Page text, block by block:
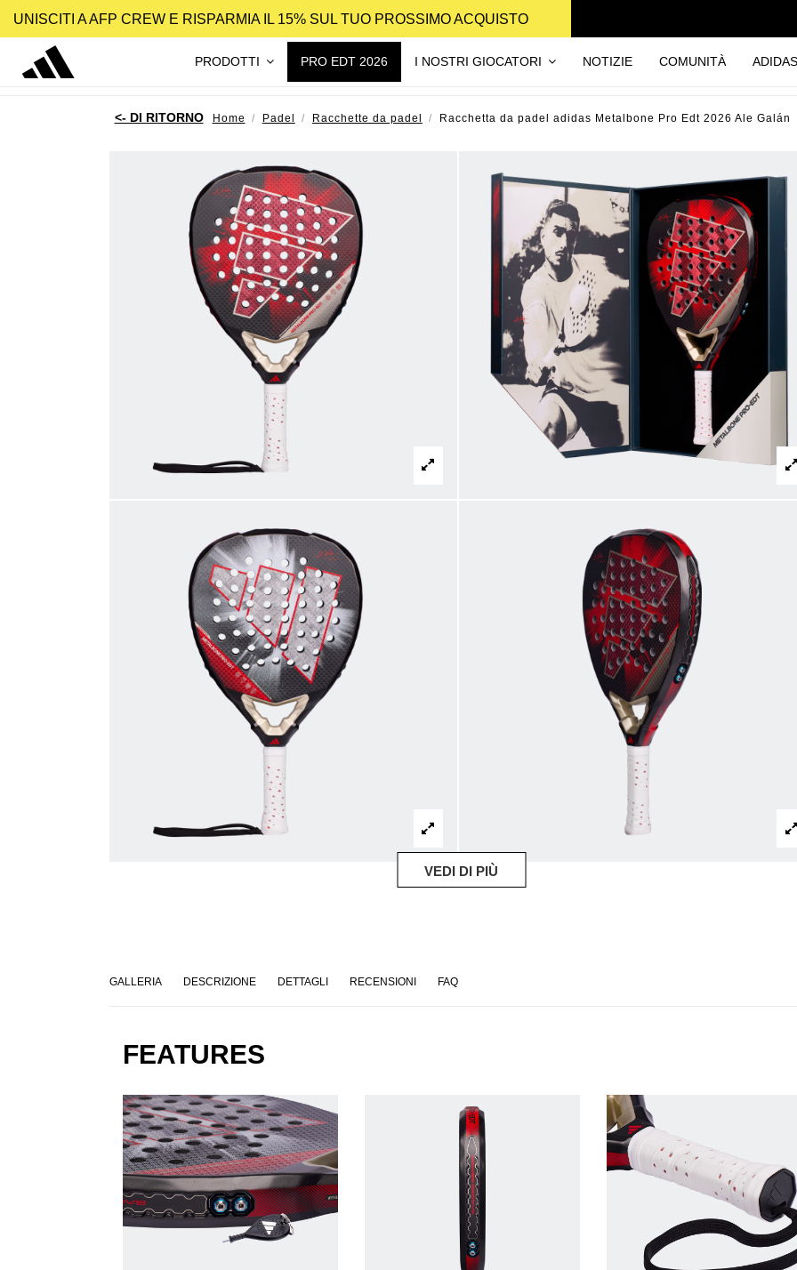
UNISCITI A AFP CREW E RISPARMIA IL 15% SUL TUO PROSSIMO ACQUISTO
PRODOTTI PRO EDT 2026 I NOSTRI GIOCATORI NOTIZIE COMUNITÀ
Home Padel Racchette da padel Racchetta da padel adidas Metalbone Pro Edt 2026 Ale Galán
VEDI DI PIÙ
GALLERIA DESCRIZIONE DETTAGLI RECENSIONI FAQ
FEATURES